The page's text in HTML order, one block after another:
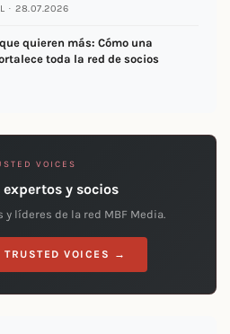
· 28.07.2026
quieren más: Cómo una
toda la red de socios
VOICES
y socios
y líderes de la red MBF Media.
TRUSTED VOICES →